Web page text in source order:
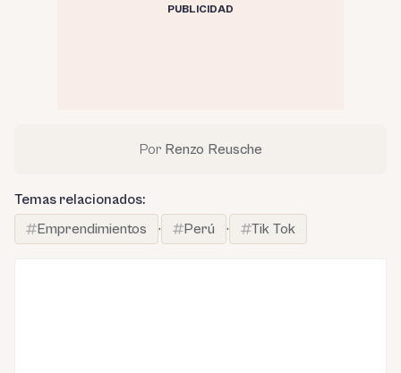
PUBLICIDAD
Por Renzo Reusche
Temas relacionados:
Emprendimientos
· Perú · Tik Tok